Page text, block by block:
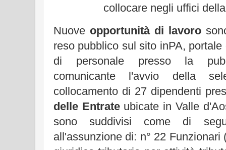
collocare negli uffici
Nuove opportunità di lavoro
reso pubblico sul sito inPA,
di personale presso la
comunicante l'avvio della
collocamento di 27 dipendenti
delle Entrateubicate in Valle
sono suddivisi come di
all'assunzione di: n° 22